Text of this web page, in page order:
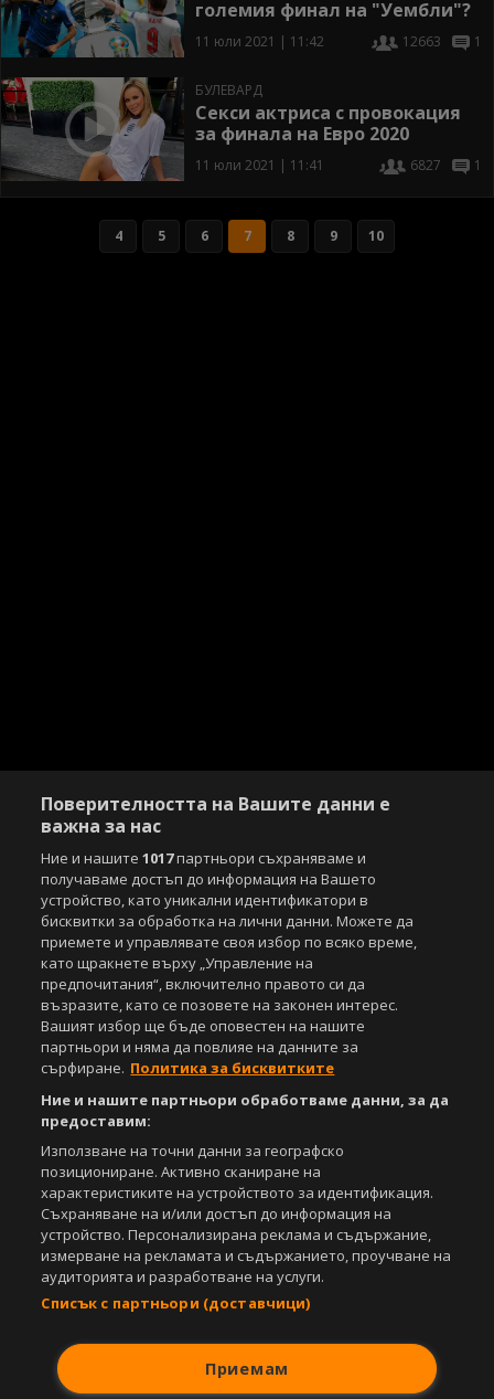
големия финал на "Уембли"?
11 юли 2021 | 11:42 12663 1
БУЛЕВАРД
Секси актриса с провокация
за финала на Евро 2020
11 юли 2021 | 11:41 6827 1
4 5 6 7 8 9 10
Copyright © 2007-2026 Агенция Спортал. Всички права запазени.
Този уебсайт е собственост на
Sportal Media Group
За нас За рекламa
Общи условия
Етични правила на НСС
Лични данни
Управление на предпочитания
Съдържанието на този уеб сайт и технологиите, използвани в него, са
видео материали, публикувани в сайта, са собственост на Агенция
Спортал, освен ако изрично е посочено друго. Допуска се
Поверителността на Вашите данни е
важна за нас
Ние и нашите1017партньори съхраняваме и
получаваме достъп до информация на Вашето
устройство, като уникални идентификатори в
бисквитки за обработка на лични данни. Можете да
приемете и управлявате своя избор по всяко време,
като щракнете върху „Управление на
предпочитания“, включително правото си да
възразите, като се позовете на законен интерес.
Вашият избор ще бъде оповестен на нашите
партньори и няма да повлияе на данните за
сърфиране. Политика за бисквитките
Ние и нашите партньори обработваме данни, за да
предоставим:
Използване на точни данни за географско
позициониране. Активно сканиране на
характеристиките на устройството за идентификация.
Съхраняване на и/или достъп до информация на
устройство. Персонализирана реклама и съдържание,
измерване на рекламата и съдържанието, проучване на
аудиторията и разработване на услуги.
Списък с партньори (доставчици)
Приемам